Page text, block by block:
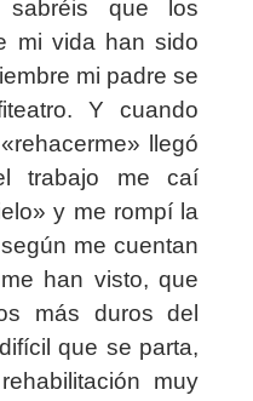
sabréis que los
mi vida han sido
mi padre se
Y cuando
llegó
trabajo me caí
y me rompí la
me cuentan
han visto, que
más duros del
que se parta,
muy